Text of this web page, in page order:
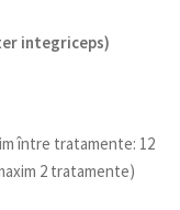
integriceps)
între tratamente: 12
2 tratamente)